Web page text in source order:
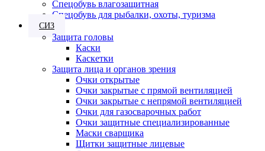
Спецобувь влагозащитная
Спецобувь для рыбалки, охоты, туризма
СИЗ
Защита головы
Каски
Каскетки
Защита лица и органов зрения
Очки открытые
Очки закрытые с прямой вентиляцией
Очки закрытые с непрямой вентиляцией
Очки для газосварочных работ
Очки защитные специализированные
Маски сварщика
Щитки защитные лицевые